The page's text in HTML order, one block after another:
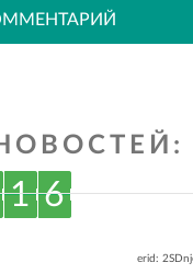
1 6
erid: